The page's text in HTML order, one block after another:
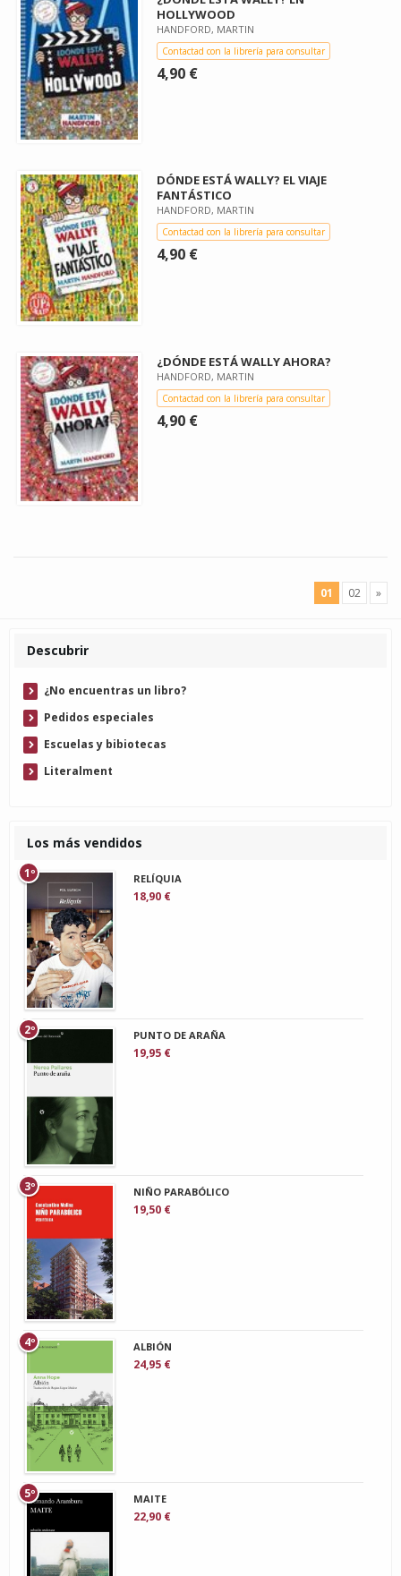
HOLLYWOOD
HANDFORD, MARTIN
Contactad con la librería para consultar
4,90 €
DÓNDE ESTÁ WALLY? EL VIAJE
FANTÁSTICO
HANDFORD, MARTIN
Contactad con la librería para consultar
4,90 €
¿DÓNDE ESTÁ WALLY AHORA?
HANDFORD, MARTIN
Contactad con la librería para consultar
4,90 €
01 02 »
Descubrir
¿No encuentras un libro?
Pedidos especiales
Escuelas y bibiotecas
Literalment
Los más vendidos
RELÍQUIA
18,90 €
1º
PUNTO DE ARAÑA
19,95 €
2º
NIÑO PARABÓLICO
19,50 €
3º
ALBIÓN
24,95 €
4º
MAITE
22,90 €
5º